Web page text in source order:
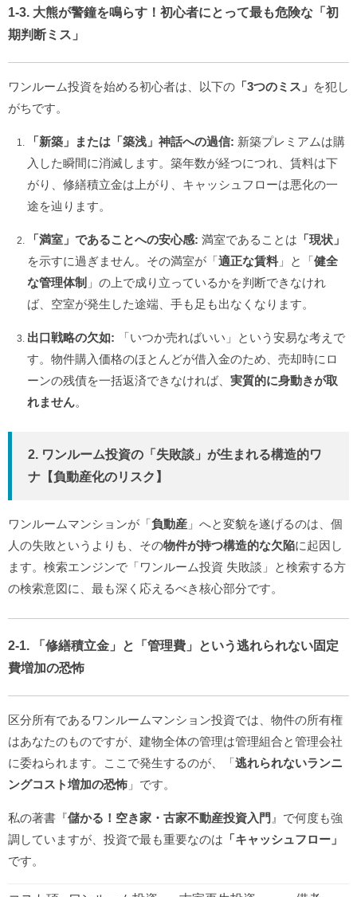
1-3. 大熊が警鐘を鳴らす！初心者にとって最も危険な「初
期判断ミス」
ワンルーム投資を始める初心者は、以下の 「3つのミス」 を犯し
がちです。
「新築」または「築浅」神話への過信: 新築プレミアムは購
入した瞬間に消滅します。築年数が経つにつれ、賃料は下
がり、修繕積立金は上がり、キャッシュフローは悪化の一
途を辿ります。
「満室」であることへの安心感: 満室であることは 「現状」
を示すに過ぎません。その満室が「適正な賃料 」と「健全
な管理体制 」の上で成り立っているかを判断できなけれ
ば、空室が発生した途端、手も足も出なくなります。
出口戦略の欠如: 「いつか売ればいい」という安易な考えで
す。物件購入価格のほとんどが借入金のため、売却時にロ
ーンの残債を一括返済できなければ、 実質的に身動きが取
れません。
2. ワンルーム投資の「失敗談」が生まれる構造的ワ
ナ【負動産化のリスク】
ワンルームマンションが「負動産 」へと変貌を遂げるのは、個
人の失敗というよりも、その物件が持つ構造的な欠陥に起因し
ます。検索エンジンで「ワンルーム投資 失敗談」と検索する方
の検索意図に、最も深く応えるべき核心部分です。
2-1. 「修繕積立金」と「管理費」という逃れられない固定
費増加の恐怖
区分所有であるワンルームマンション投資では、物件の所有権
はあなたのものですが、建物全体の管理は管理組合と管理会社
に委ねられます。ここで発生するのが、「逃れられないランニ
ングコスト増加の恐怖 」です。
私の著書『儲かる！空き家・古家不動産投資入門 』で何度も強
調していますが、投資で最も重要なのは 「キャッシュフロー」
です。